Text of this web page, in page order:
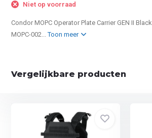
Niet op voorraad
Condor MOPC Operator Plate Carrier GEN II Black
MOPC-002...Toon meer
Vergelijkbare producten